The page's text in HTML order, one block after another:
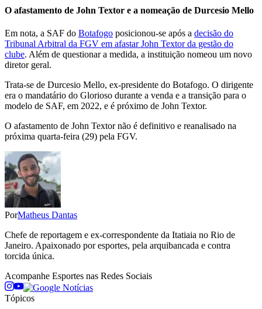
O afastamento de John Textor e a nomeação de Durcesio Mello
Em nota, a SAF do Botafogo posicionou-se após a decisão do
Tribunal Arbitral da FGV em afastar John Textor da gestão do
clube. Além de questionar a medida, a instituição nomeou um novo
diretor geral.
Trata-se de Durcesio Mello, ex-presidente do Botafogo. O dirigente
era o mandatário do Glorioso durante a venda e a transição para o
modelo de SAF, em 2022, e é próximo de John Textor.
O afastamento de John Textor não é definitivo e reanalisado na
próxima quarta-feira (29) pela FGV.
PorMatheus Dantas
Chefe de reportagem e ex-correspondente da Itatiaia no Rio de
Janeiro. Apaixonado por esportes, pela arquibancada e contra
torcida única.
Acompanhe Esportes nas Redes Sociais
Tópicos